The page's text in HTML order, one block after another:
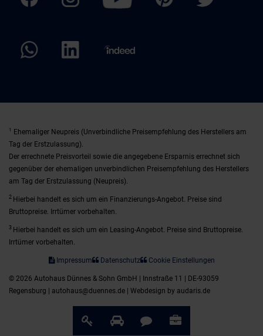
1
Ehemaliger Neupreis (Unverbindliche Preisempfehlung des Herstellers am
Tag der Erstzulassung).
Der errechnete Preisvorteil sowie die angegebene Ersparnis errechnet sich
gegenüber der ehemaligen unverbindlichen Preisempfehlung des Herstellers
am Tag der Erstzulassung (Neupreis).
2 Hierbei handelt es sich um ein Finanzierungs-Angebot. Preise sind
Bruttopreise. Irrtümer vorbehalten.
3 Hierbei handelt es sich um ein Leasing-Angebot. Preise sind Bruttopreise.
Irrtümer vorbehalten.
Impressum Datenschutz Cookie Einstellungen
© 2026 Autohaus Dünnes & Sohn GmbH | Innstraße 11 | DE-93059
Regensburg | autohaus@duennes.de | Webdesign by audaris.de